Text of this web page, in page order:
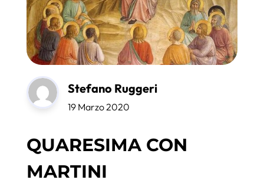
Stefano Ruggeri
19 Marzo 2020
QUARESIMA CON
MARTINI